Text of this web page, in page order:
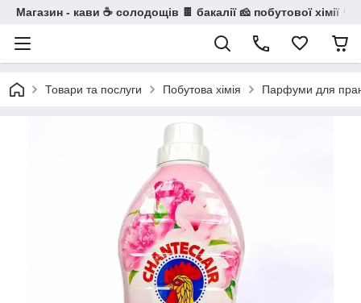
Магазин - кави ☕ солодощів 🍫 бакалії 🧀 побутової хімії 🧼
Товари та послуги Побутова хімія Парфуми для